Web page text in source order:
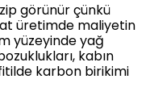
görünür çünkü
üretimde maliyetin
yüzeyinde yağ
kabın
karbon birikimi